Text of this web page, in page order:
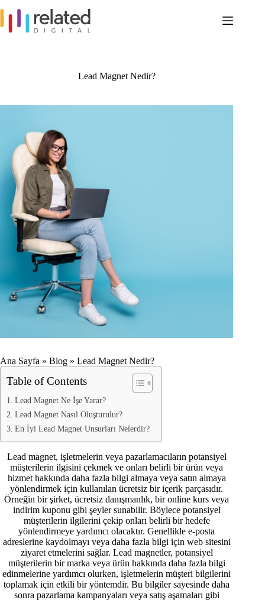
content
Lead Magnet Nedir?
Ana Sayfa » Blog » Lead Magnet Nedir?
Table of Contents
Lead Magnet Ne İşe Yarar?
Lead Magnet Nasıl Oluşturulur?
En İyi Lead Magnet Unsurları Nelerdir?
Lead magnet, işletmelerin veya pazarlamacıların potansiyel
müşterilerin ilgisini çekmek ve onları belirli bir ürün veya
hizmet hakkında daha fazla bilgi almaya veya satın almaya
yönlendirmek için kullanılan ücretsiz bir içerik parçasıdır.
Örneğin bir şirket, ücretsiz danışmanlık, bir online kurs veya
indirim kuponu gibi şeyler sunabilir. Böylece potansiyel
müşterilerin ilgilerini çekip onları belirli bir hedefe
yönlendirmeye yardımcı olacaktır. Genellikle e-posta
adreslerine kaydolmayı veya daha fazla bilgi için web sitesini
ziyaret etmelerini sağlar. Lead magnetler, potansiyel
müşterilerin bir marka veya ürün hakkında daha fazla bilgi
edinmelerine yardımcı olurken, işletmelerin müşteri bilgilerini
toplamak için etkili bir yöntemdir. Bu bilgiler sayesinde daha
sonra pazarlama kampanyaları veya satış aşamaları gibi